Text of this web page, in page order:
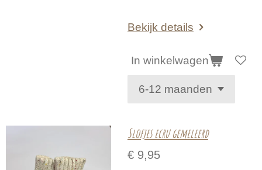
Bekijk details
In winkelwagen
Slofjes ecru gemeleerd
€ 9,95